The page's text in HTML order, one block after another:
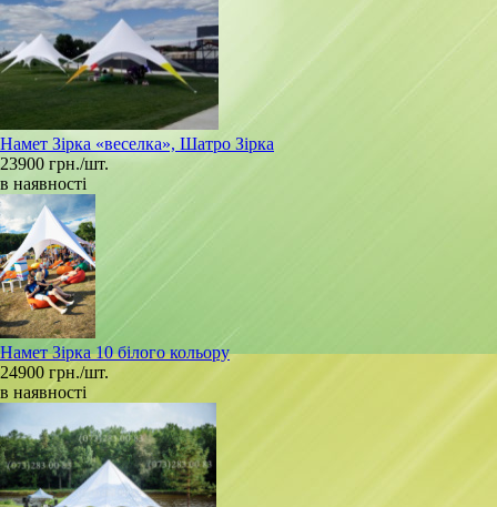
Намет Зірка «веселка», Шатро Зірка
23900 грн./шт.
в наявності
Намет Зірка 10 білого кольору
24900 грн./шт.
в наявності